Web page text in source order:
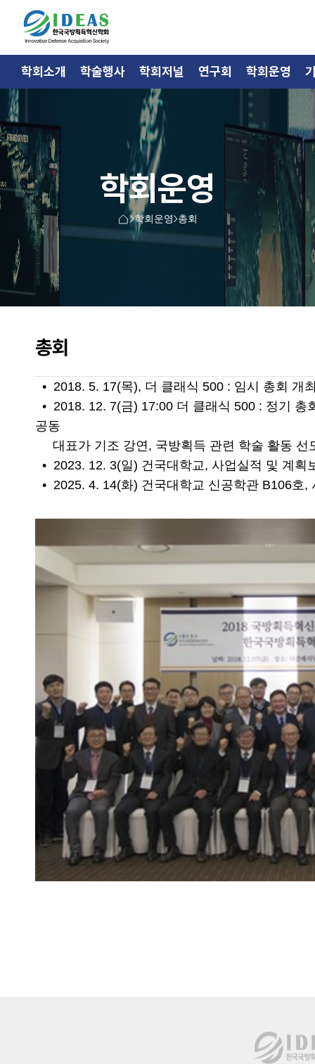
학회운영
학회운영 총회
총회
• 2018. 5. 17(목), 더 클래식 500 : 임시 총회 개
• 2018. 12. 7(금) 17:00 더 클래식 500 : 정기
공동
대표가 기조 강연, 국방획득 관련 학술 활동 선
• 2023. 12. 3(일) 건국대학교, 사업실적 및 계획
• 2025. 4. 14(화) 건국대학교 신공학관 B106호,
학회소개 학술행사 학회저널 연구회 학회운영